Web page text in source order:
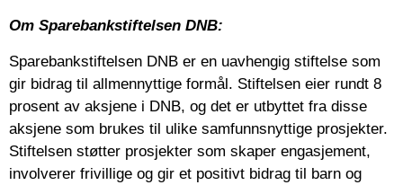
Om Sparebankstiftelsen DNB:
Sparebankstiftelsen DNB er en uavhengig stiftelse som
gir bidrag til allmennyttige formål. Stiftelsen eier rundt 8
prosent av aksjene i DNB, og det er utbyttet fra disse
aksjene som brukes til ulike samfunnsnyttige prosjekter.
Stiftelsen støtter prosjekter som skaper engasjement,
involverer frivillige og gir et positivt bidrag til barn og